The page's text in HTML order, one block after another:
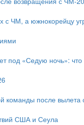
с ЧМ, а южнокорейцу
под «Седую ночь»:
команды после
США и Сеула